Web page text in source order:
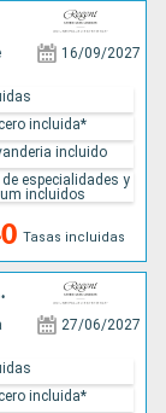
16/09/2027
Tasas incluidas
incluida*
incluido
especialidades y
incluidos
GRECIA
27/06/2027
incluida*